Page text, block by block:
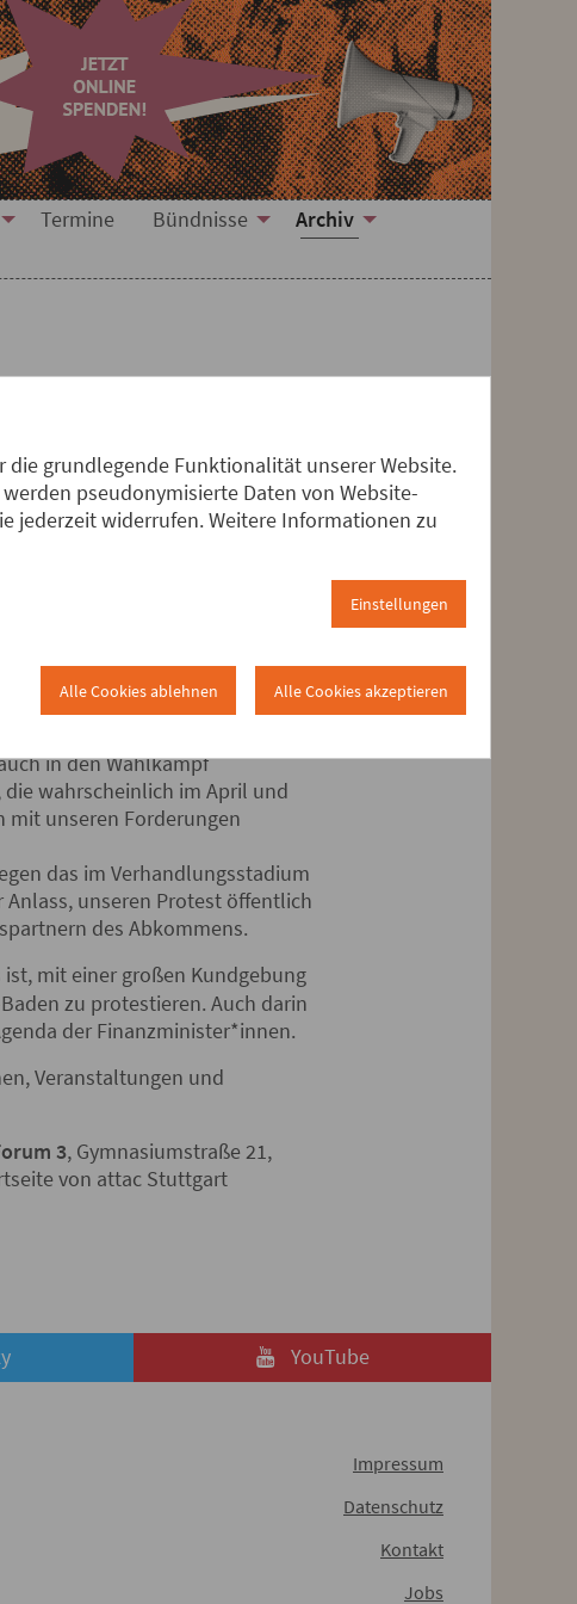
Termine Bündnisse
Archiv
geworden, auf dem
harmlosen Deckmantel
in den Wahlkampf
wahrscheinlich im April und
mit unseren Forderungen
das im Verhandlungsstadium
unseren Protest öffentlich
des Abkommens.
mit einer großen Kundgebung
zu protestieren. Auch darin
der Finanzminister*innen.
Veranstaltungen und
3, Gymnasiumstraße 21,
von attac Stuttgart
YouTube
Impressum
Datenschutz
Kontakt
Jobs
die grundlegende Funktionalität unserer Website.
pseudonymisierte Daten von Website-
jederzeit widerrufen. Weitere Informationen zu
Einstellungen
Alle Cookies ablehnen Alle Cookies akzeptieren